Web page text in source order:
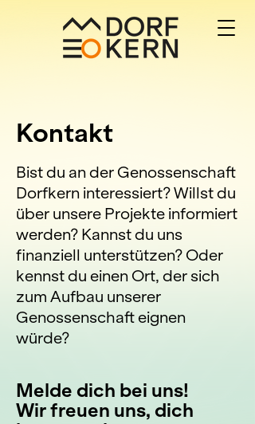
Kontakt
Bist du an der Genossenschaft
Dorfkern interessiert? Willst du
über unsere Projekte informiert
werden? Kannst du uns
finanziell unterstützen? Oder
kennst du einen Ort, der sich
zum Aufbau unserer
Genossenschaft eignen
würde?
Melde dich bei uns!
Wir freuen uns, dich